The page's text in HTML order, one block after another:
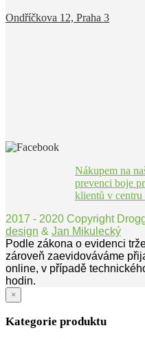
Ondříčkova 12, Praha 3
Nákupem na
prevenci boje
klientů v centru
2017 - 2020 Copyright
design & Jan Mikulecký
Podle zákona o evidenci
zároveň zaevidováváme
online, v případě
hodin.
×
Kategorie produktu